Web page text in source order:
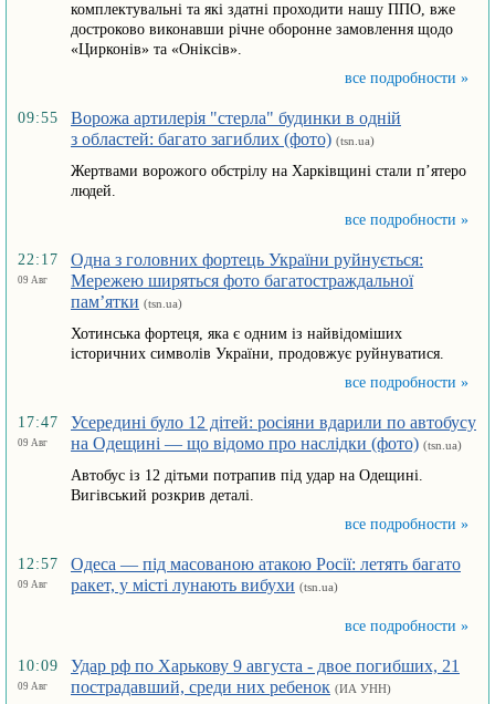
комплектувальні та які здатні проходити нашу ППО, вже
достроково виконавши річне оборонне замовлення щодо
«Цирконів» та «Оніксів».
все подробности »
09:55
Ворожа артилерія "стерла" будинки в одній
з областей: багато загиблих (фото) (tsn.ua)
Жертвами ворожого обстрілу на Харківщині стали п’ятеро
людей.
все подробности »
22:17
09 Авг
Одна з головних фортець України руйнується:
Мережею ширяться фото багатостраждальної
пам’ятки (tsn.ua)
Хотинська фортеця, яка є одним із найвідоміших
історичних символів України, продовжує руйнуватися.
все подробности »
17:47
09 Авг
Усередині було 12 дітей: росіяни вдарили по автобусу
на Одещині — що відомо про наслідки (фото) (tsn.ua)
Автобус із 12 дітьми потрапив під удар на Одещині.
Вигівський розкрив деталі.
все подробности »
12:57
09 Авг
Одеса — під масованою атакою Росії: летять багато
ракет, у місті лунають вибухи (tsn.ua)
все подробности »
10:09
09 Авг
Удар рф по Харькову 9 августа - двое погибших, 21
пострадавший, среди них ребенок (ИА УНН)